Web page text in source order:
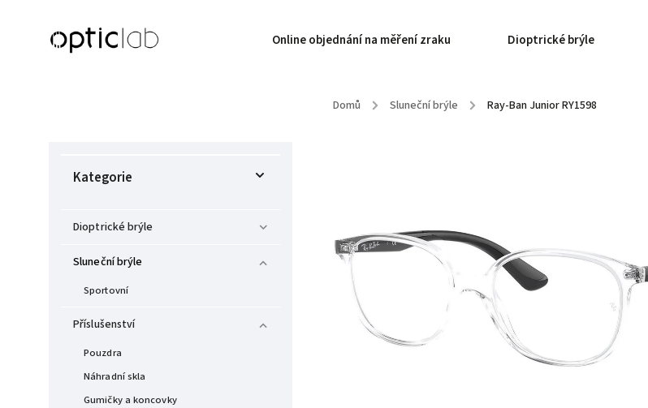
Online objednání na měření zraku Dioptrické brýle
Domů / Sluneční brýle / Ray-Ban Junior RY1598
Kategorie
Dioptrické brýle
Sluneční brýle
Sportovní
Příslušenství
Pouzdra
Náhradní skla
Gumičky a koncovky